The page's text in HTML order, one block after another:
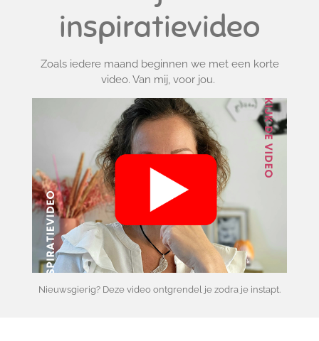
inspiratievideo
Zoals iedere maand beginnen we met een korte
video. Van mij, voor jou.
Nieuwsgierig? Deze video ontgrendel je zodra je instapt.